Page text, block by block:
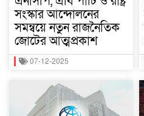
সংস্কার আন্দোলনের
সমন্বয়ে নতুন রাজনৈতিক
জোটের আত্মপ্রকাশ
07-12-2025